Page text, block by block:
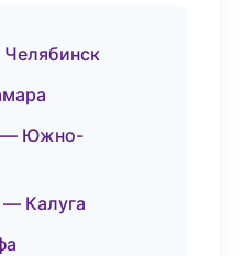
— Южно-
— Калуга